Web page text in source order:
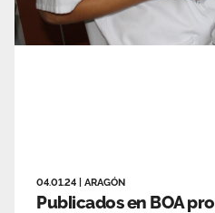
04.01.24 ARAGÓN
Publicados en BOA